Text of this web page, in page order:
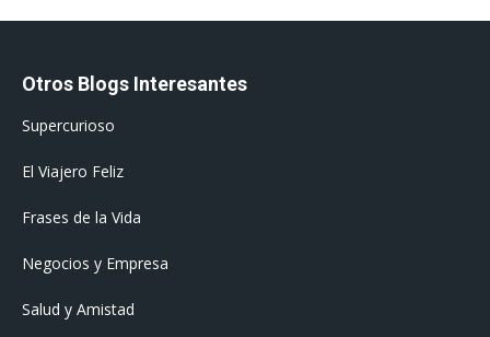
Otros Blogs Interesantes
Supercurioso
El Viajero Feliz
Frases de la Vida
Negocios y Empresa
Salud y Amistad